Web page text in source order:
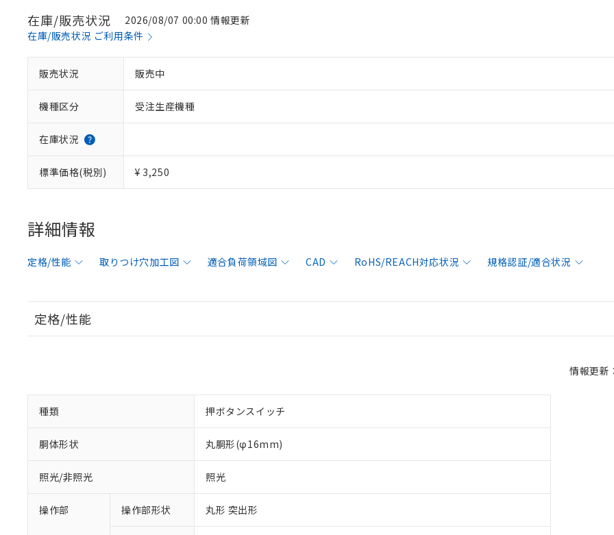
在庫/販売状況
2026/08/07 00:00 情報更新
在庫/販売状況 ご利用条件
販売状況 販売中
機種区分 受注生産機種
在庫状況
標準価格(税別) ¥ 3,250
詳細情報
定格/性能 取りつけ穴加工図 適合負荷領域図 CAD RoHS/REACH対応状況 規格認証/適合状況
定格/性能
情報更
種類 押ボタンスイッチ
胴体形状 丸胴形(φ16mm)
照光/非照光 照光
操作部 操作部形状 丸形 突出形